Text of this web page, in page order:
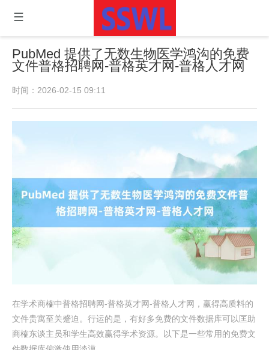
PubMed 提供了无数生物医学鸿沟的免费
文件普格招聘网-普格英才网-普格人才网
时间：2026-02-15 09:11
在学术商榷中普格招聘网-普格英才网-普格人才网，赢得高质料的
文件贵寓至关蹙迫。行运的是，有好多免费的文件数据库可以匡助
商榷东谈主员和学生高效赢得学术资源。以下是一些常用的免费文